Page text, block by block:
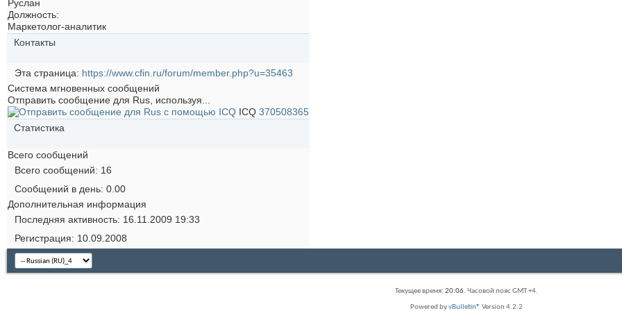
Руслан
Должность:
Маркетолог-аналитик
Контакты
Эта страница
https://www.cfin.ru/forum/member.php?u=35463
Система мгновенных сообщений
Отправить сообщение для Rus, используя...
ICQ 370508365
Статистика
Всего сообщений
Всего сообщений
16
Сообщений в день 0.00
Дополнительная информация
Последняя активность 16.11.2009 19:33
Регистрация
10.09.2008
Текущее время: 20:06. Часовой пояс GMT +4.
Powered byvBulletin® Version 4.2.2